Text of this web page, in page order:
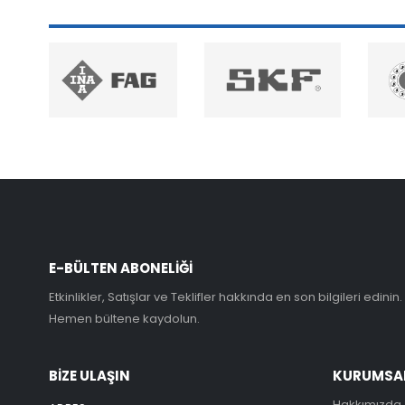
E-BÜLTEN ABONELİĞİ
Etkinlikler, Satışlar ve Teklifler hakkında en son bilgileri edinin.
Hemen bültene kaydolun.
BİZE ULAŞIN